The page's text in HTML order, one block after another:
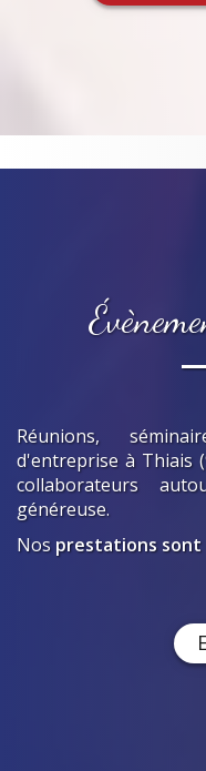
Réunions,
d'entreprise à Thiais
collaborateurs
généreuse.
Nos prestations sont